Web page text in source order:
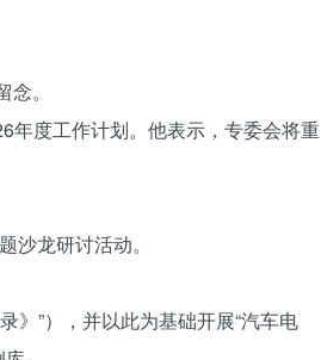
。
年度工作计划。他表示，专委会将重
龙研讨活动。
》”），并以此为基础开展“汽车电